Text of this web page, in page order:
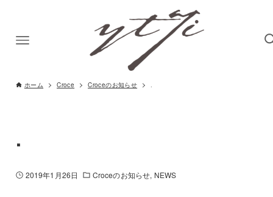
ホーム Croce Croceのお知らせ .
.
2019年1月26日 Croceのお知らせ NEWS